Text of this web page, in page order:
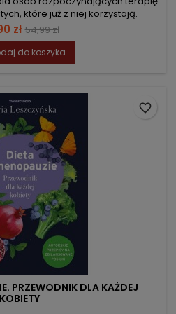
które już z niej korzystają.
zł Cena
podstawowa
54,99 zł
do koszyka
PRZEWODNIK DLA KAŻDEJ
KOBIETY
favorite_border